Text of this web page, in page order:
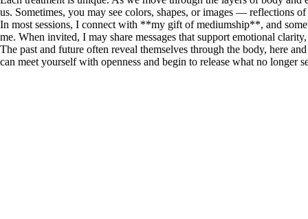
us. Sometimes, you may see colors, shapes, or images — reflections
In most sessions, I connect with **my gift of mediumship**, and
me. When invited, I may share messages that support emotional
The past and future often reveal themselves through the body, here
can meet yourself with openness and begin to release what no longer